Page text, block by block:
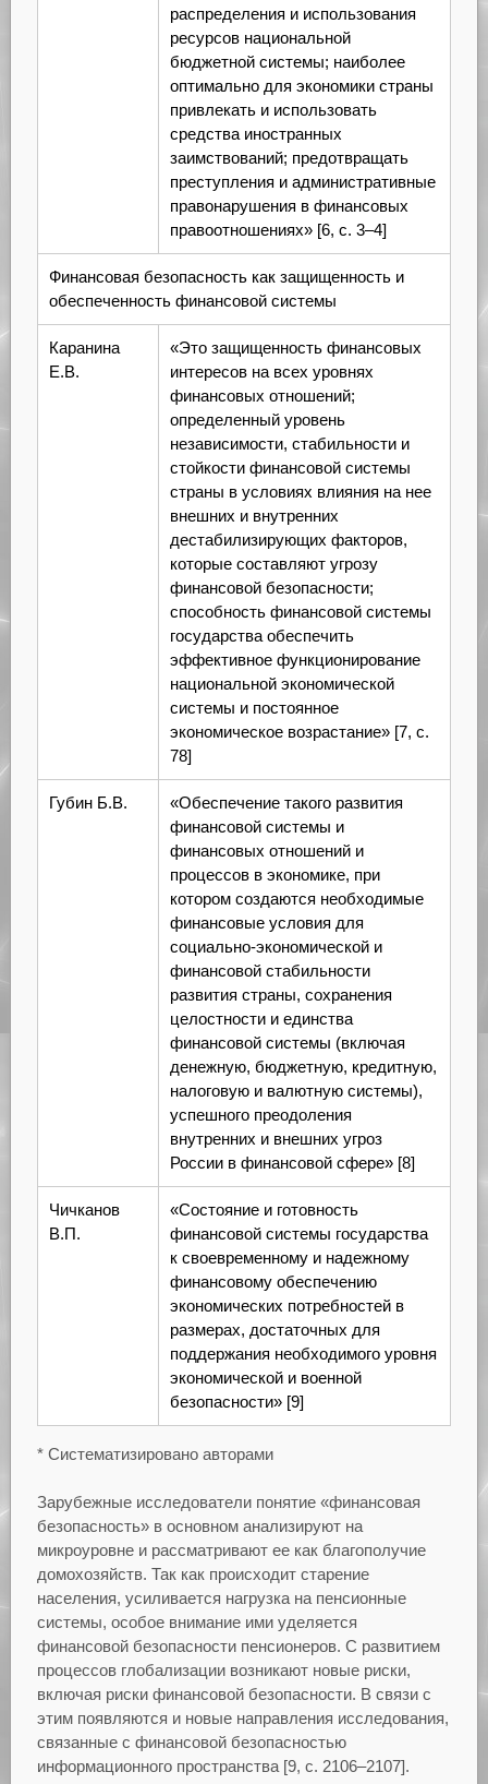
распределения и использования
ресурсов национальной
бюджетной системы; наиболее
оптимально для экономики страны
привлекать и использовать
средства иностранных
заимствований; предотвращать
преступления и административные
правонарушения в финансовых
правоотношениях» [6, с. 3–4]
Финансовая безопасность как защищенность и
обеспеченность финансовой системы
Каранина
Е.В.
«Это защищенность финансовых
интересов на всех уровнях
финансовых отношений;
определенный уровень
независимости, стабильности и
стойкости финансовой системы
страны в условиях влияния на нее
внешних и внутренних
дестабилизирующих факторов,
которые составляют угрозу
финансовой безопасности;
способность финансовой системы
государства обеспечить
эффективное функционирование
национальной экономической
системы и постоянное
экономическое возрастание» [7, с.
78]
Губин Б.В.
«Обеспечение такого развития
финансовой системы и
финансовых отношений и
процессов в экономике, при
котором создаются необходимые
финансовые условия для
социально-экономической и
финансовой стабильности
развития страны, сохранения
целостности и единства
финансовой системы (включая
денежную, бюджетную, кредитную,
налоговую и валютную системы),
успешного преодоления
внутренних и внешних угроз
России в финансовой сфере» [8]
Чичканов
В.П.
«Состояние и готовность
финансовой системы государства
к своевременному и надежному
финансовому обеспечению
экономических потребностей в
размерах, достаточных для
поддержания необходимого уровня
экономической и военной
безопасности» [9]
* Систематизировано авторами
Зарубежные исследователи понятие «финансовая
безопасность» в основном анализируют на
микроуровне и рассматривают ее как благополучие
домохозяйств. Так как происходит старение
населения, усиливается нагрузка на пенсионные
системы, особое внимание ими уделяется
финансовой безопасности пенсионеров. С развитием
процессов глобализации возникают новые риски,
включая риски финансовой безопасности. В связи с
этим появляются и новые направления исследования,
связанные с финансовой безопасностью
информационного пространства [9, с. 2106–2107].